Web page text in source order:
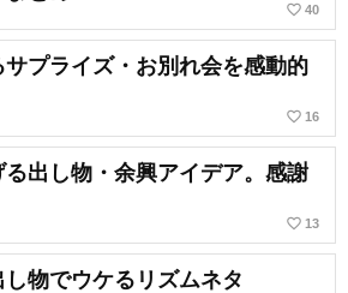
favorite_border 40
プライズ・お別れ会を感動的
favorite_border 16
出し物・余興アイデア。感謝
favorite_border 13
し物でウケるリズムネタ